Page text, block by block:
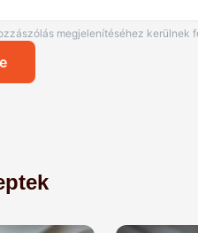
megjelenítéséhez kerülnek